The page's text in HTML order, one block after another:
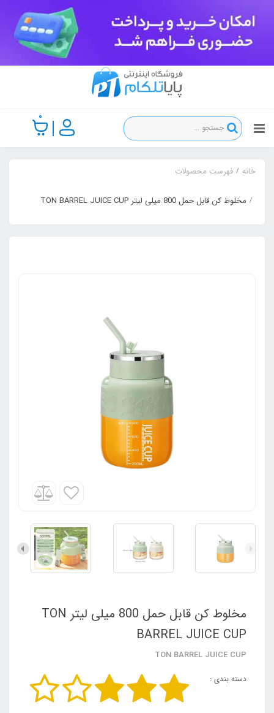
0
خانه فهرست محصولات
مخلوط کن قابل حمل 800 میلی لیتر TON BARREL JUICE CUP
مخلوط کن قابل حمل 800 میلی لیتر TON
BARREL JUICE CUP
TON BARREL JUICE CUP
دسته بندی :